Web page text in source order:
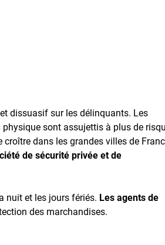
dissuasif sur les délinquants. Les
sont assujettis à plus de
dans les grandes villes de
de sécurité privée et de
nuit et les jours fériés. Les agents de
des marchandises.